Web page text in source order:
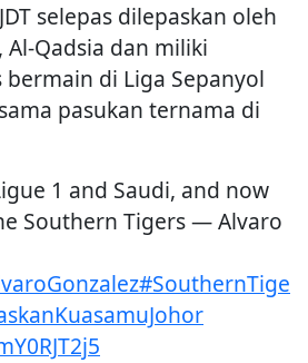
selepas dilepaskan oleh
Al-Qadsia dan miliki
di Liga Sepanyol
pasukan ternama di
1 and Saudi, and now
Southern Tigers — Alvaro
#SouthernTige